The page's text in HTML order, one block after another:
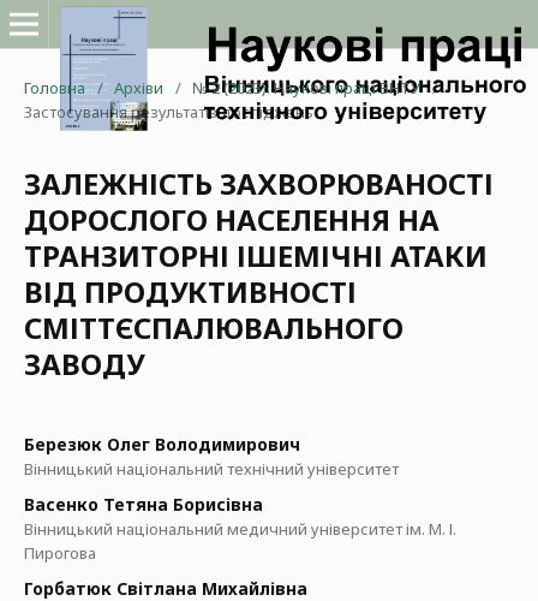
Головна / Архіви / № 2 (2023): Наукові праці ВНТУ /
Застосування результатів досліджень
ЗАЛЕЖНІСТЬ ЗАХВОРЮВАНОСТІ
ДОРОСЛОГО НАСЕЛЕННЯ НА
ТРАНЗИТОРНІ ІШЕМІЧНІ АТАКИ
ВІД ПРОДУКТИВНОСТІ
СМІТТЄСПАЛЮВАЛЬНОГО
ЗАВОДУ
Березюк Олег Володимирович
Вінницький національний технічний університет
Васенко Тетяна Борисівна
Вінницький національний медичний університет ім. М. І.
Пирогова
Горбатюк Світлана Михайлівна